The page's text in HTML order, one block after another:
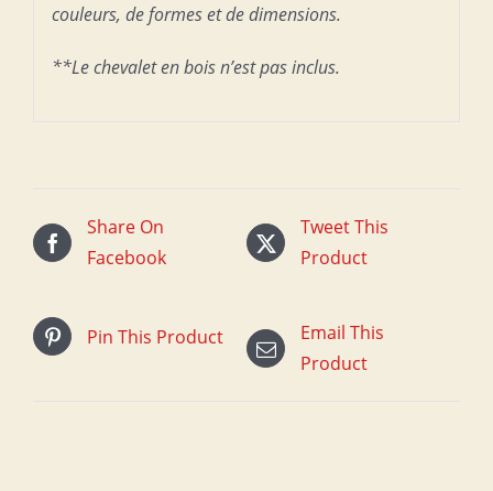
couleurs, de formes et de dimensions.
**Le chevalet en bois n’est pas inclus.
Share On
Facebook
Tweet This
Product
Pin This Product
Email This
Product